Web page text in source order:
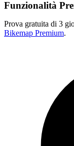
Funzionalità
Prova gratuita di 3
Bikemap Premium.